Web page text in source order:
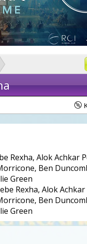
Rexha, Alok Achkar
Ben
Green
Rexha, Alok Achkar
Ben
Green